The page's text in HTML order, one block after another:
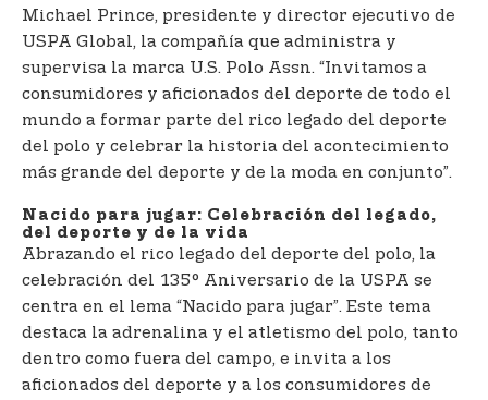
Michael Prince, presidente y director ejecutivo de
USPA Global, la compañía que administra y
supervisa la marca U.S. Polo Assn. “Invitamos a
consumidores y aficionados del deporte de todo el
mundo a formar parte del rico legado del deporte
del polo y celebrar la historia del acontecimiento
más grande del deporte y de la moda en conjunto”.
Nacido para jugar: Celebración del legado,
del deporte y de la vida
Abrazando el rico legado del deporte del polo, la
celebración del 135° Aniversario de la USPA se
centra en el lema “Nacido para jugar”. Este tema
destaca la adrenalina y el atletismo del polo, tanto
dentro como fuera del campo, e invita a los
aficionados del deporte y a los consumidores de